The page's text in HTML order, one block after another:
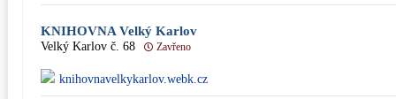
KNIHOVNA Velký Karlov
Velký Karlov č. 68 Zavřeno
knihovnavelkykarlov.webk.cz